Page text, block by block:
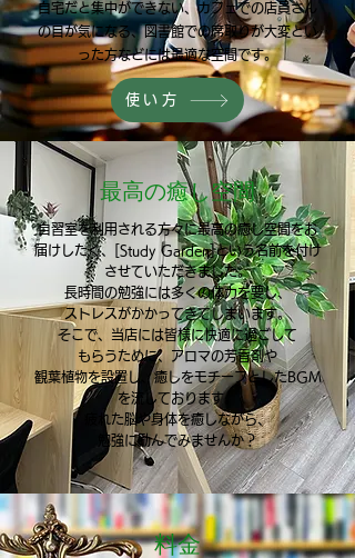
自宅だと集中ができない、カフェでの店員さん
の目が気になる、図書館での席取りが大変とい
った方などには最適な空間です。
使い方
最高の癒し空間
自習室を利用される方々に最高の癒し空間をお
届けしたく、[Study Garden]という名前を付け
させていただきました。
長時間の勉強には多くの体力を要し、
ストレスがかかってきてしまいます。
そこで、当店には皆様に快適に過ごして
もらうために、 アロマの芳香剤や
観葉植物を設置し、癒しをモチーフとしたBGM
を流しております。
疲れた脳や身体を癒しながら、
勉強に励んでみませんか？
料金​